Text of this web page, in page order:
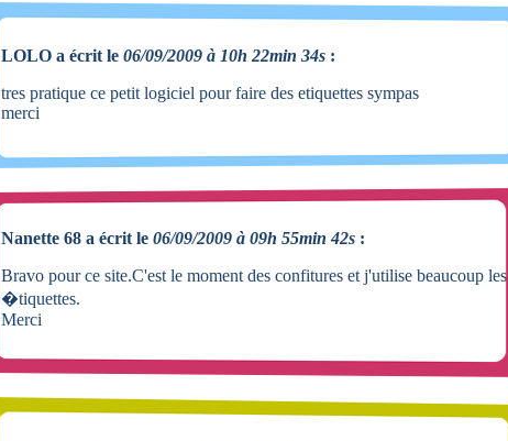
LOLO a écrit le 06/09/2009 à 10h 22min 34s :
tres pratique ce petit logiciel pour faire des etiquettes sympas
merci
Nanette 68 a écrit le 06/09/2009 à 09h 55min 42s :
Bravo pour ce site.C'est le moment des confitures et j'utilise beaucoup les
�tiquettes.
Merci